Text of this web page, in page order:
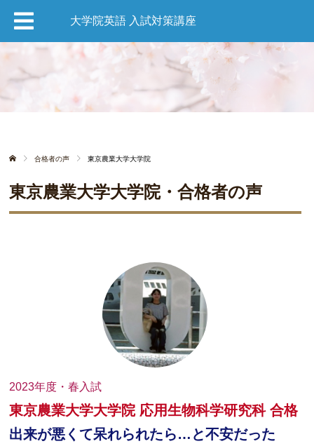
大学院英語 入試対策講座
合格者の声 東京農業大学大学院
東京農業大学大学院・合格者の声
2023年度・春入試
東京農業大学大学院 応用生物科学研究科 合格
出来が悪くて呆れられたら…と不安だった